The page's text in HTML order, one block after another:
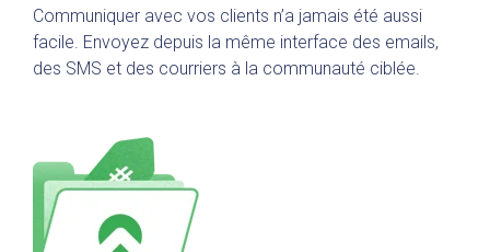
Communiquer avec vos clients n’a jamais été aussi
facile. Envoyez depuis la même interface des emails,
des SMS et des courriers à la communauté ciblée.